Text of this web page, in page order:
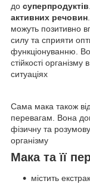
до суперпродуктів
активних речовин
можуть позитивно
силу та сприяти
функціонуванню.
стійкості
ситуаціях
Сама мака також
перевагам. Вона
фізичну та розумову
організму
Мака та її
містить